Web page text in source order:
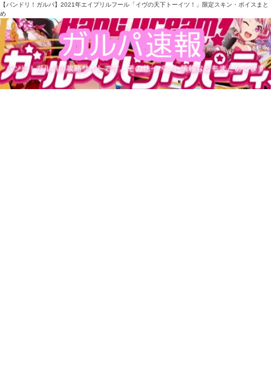
【バンドリ！ガルパ】2021年エイプリルフール「イヴの天下トーイツ！」限定スキン・ボイスまと
め